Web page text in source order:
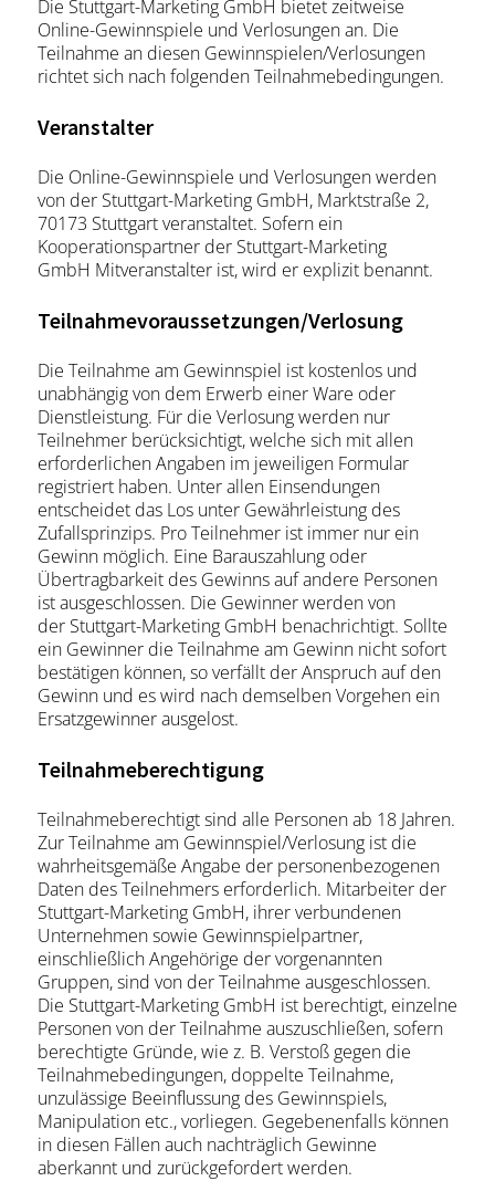
Die Stuttgart-Marketing GmbH bietet zeitweise
Online-Gewinnspiele und Verlosungen an. Die
Teilnahme an diesen Gewinnspielen/Verlosungen
richtet sich nach folgenden Teilnahmebedingungen.
Veranstalter
Die Online-Gewinnspiele und Verlosungen werden
von der Stuttgart-Marketing GmbH, Marktstraße 2,
70173 Stuttgart veranstaltet. Sofern ein
Kooperationspartner der Stuttgart-Marketing
GmbH Mitveranstalter ist, wird er explizit benannt.
Teilnahmevoraussetzungen/Verlosung
Die Teilnahme am Gewinnspiel ist kostenlos und
unabhängig von dem Erwerb einer Ware oder
Dienstleistung. Für die Verlosung werden nur
Teilnehmer berücksichtigt, welche sich mit allen
erforderlichen Angaben im jeweiligen Formular
registriert haben. Unter allen Einsendungen
entscheidet das Los unter Gewährleistung des
Zufallsprinzips. Pro Teilnehmer ist immer nur ein
Gewinn möglich. Eine Barauszahlung oder
Übertragbarkeit des Gewinns auf andere Personen
ist ausgeschlossen. Die Gewinner werden von
der Stuttgart-Marketing GmbH benachrichtigt. Sollte
ein Gewinner die Teilnahme am Gewinn nicht sofort
bestätigen können, so verfällt der Anspruch auf den
Gewinn und es wird nach demselben Vorgehen ein
Ersatzgewinner ausgelost.
Teilnahmeberechtigung
Teilnahmeberechtigt sind alle Personen ab 18 Jahren.
Zur Teilnahme am Gewinnspiel/Verlosung ist die
wahrheitsgemäße Angabe der personenbezogenen
Daten des Teilnehmers erforderlich. Mitarbeiter der
Stuttgart-Marketing GmbH, ihrer verbundenen
Unternehmen sowie Gewinnspielpartner,
einschließlich Angehörige der vorgenannten
Gruppen, sind von der Teilnahme ausgeschlossen.
Die Stuttgart-Marketing GmbH ist berechtigt, einzelne
Personen von der Teilnahme auszuschließen, sofern
berechtigte Gründe, wie z. B. Verstoß gegen die
Teilnahmebedingungen, doppelte Teilnahme,
unzulässige Beeinflussung des Gewinnspiels,
Manipulation etc., vorliegen. Gegebenenfalls können
in diesen Fällen auch nachträglich Gewinne
aberkannt und zurückgefordert werden.